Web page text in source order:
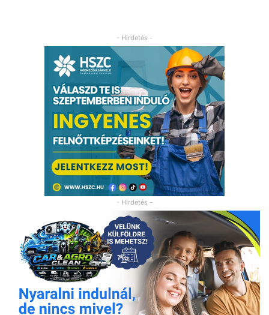
- Hirdetés -
- Hirdetés -